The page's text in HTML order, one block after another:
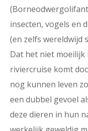
insecten, vogels en
(en zelfs wereldwijd
Dat het niet moeilijk
riviercruise komt
nog kunnen leven
een dubbel gevoel
deze dieren in hun